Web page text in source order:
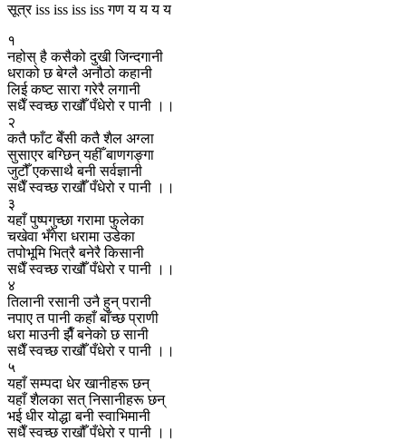
सूत्र iss iss iss iss गण य य य य
१
नहोस् है कसैको दुखी जिन्दगानी
धराको छ बेग्लै अनौठो कहानी
लिई कष्ट सारा गरेरै लगानी
सधैँ स्वच्छ राखौँ पँधेरो र पानी ।।
२
कतै फाँट बेँसी कतै शैल अग्ला
सुसाएर बग्छिन् यहीँ बाणगङ्गा
जुटौँ एकसाथै बनी सर्वज्ञानी
सधैँ स्वच्छ राखौँ पँधेरो र पानी ।।
३
यहाँ पुष्पगुच्छा गरामा फुलेका
चखेवा भँगेरा धरामा उडेका
तपोभूमि भित्रै बनेरै किसानी
सधैँ स्वच्छ राखौँ पँधेरो र पानी ।।
४
तिलानी रसानी उनै हुन् परानी
नपाए त पानी कहाँ बाँच्छ प्राणी
धरा माउनी झैँ बनेको छ सानी
सधैँ स्वच्छ राखौँ पँधेरो र पानी ।।
५
यहाँ सम्पदा धेर खानीहरू छन्
यहाँ शैलका सत् निसानीहरू छन्
भई धीर योद्धा बनी स्वाभिमानी
सधैँ स्वच्छ राखौँ पँधेरो र पानी ।।